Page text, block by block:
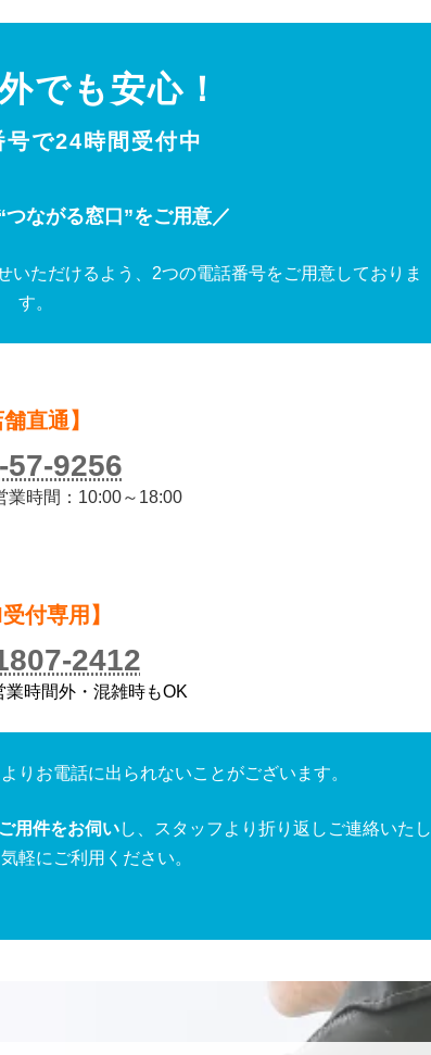
でも安心！
で24時間受付中
ながる窓口”をご用意／
ただけるよう、2つの電話番号をご用意しておりま
す。
舗直通】
57-9256
業時間：10:00～18:00
受付専用】
2412
業時間外・混雑時もOK
りお電話に出られないことがございます。
用件をお伺いし、スタッフより折り返しご連絡いたし
軽にご利用ください。